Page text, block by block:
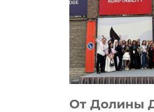
От Долины